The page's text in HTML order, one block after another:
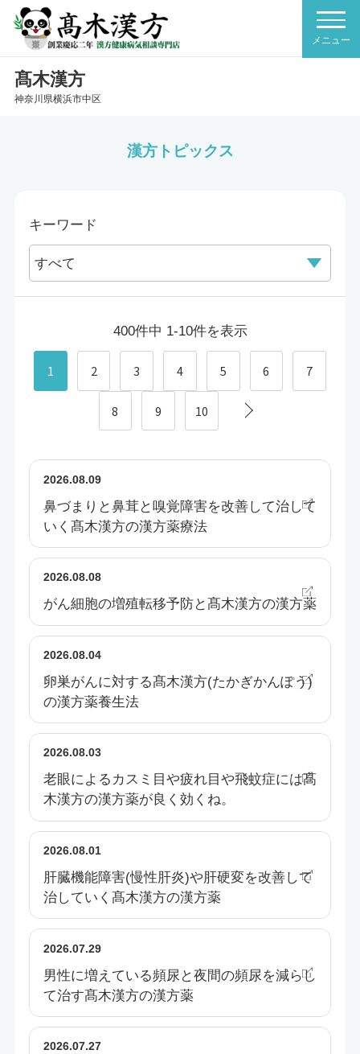
髙木漢方
神奈川県横浜市中区
漢方トピックス
キーワード
400件中 1-10件を表示
1 2 3 4 5 6 7
8 9 10
2026.08.09
鼻づまりと鼻茸と嗅覚障害を改善して治して
いく髙木漢方の漢方薬療法
2026.08.08
がん細胞の増殖転移予防と髙木漢方の漢方薬
2026.08.04
卵巣がんに対する髙木漢方(たかぎかんぽう)
の漢方薬養生法
2026.08.03
老眼によるカスミ目や疲れ目や飛蚊症には髙
木漢方の漢方薬が良く効くね。
2026.08.01
肝臓機能障害(慢性肝炎)や肝硬変を改善して
治していく髙木漢方の漢方薬
2026.07.29
男性に増えている頻尿と夜間の頻尿を減らし
て治す髙木漢方の漢方薬
2026.07.27